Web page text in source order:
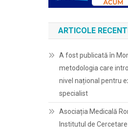
ARTICOLE
A fost publicată în
metodologia care
nivel național pentru
specialist
Asociația Medicală
Institutul de